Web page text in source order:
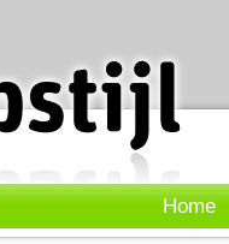
Home